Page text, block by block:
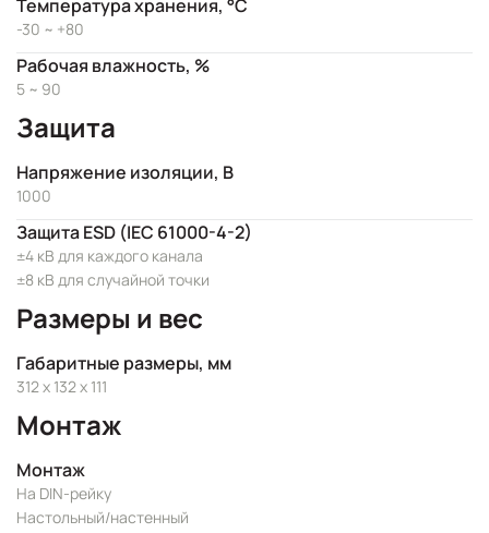
Температура хранения, °C
-30 ~ +80
Рабочая влажность, %
5 ~ 90
Защита
Напряжение изоляции, В
1000
Защита ESD (IEC 61000-4-2)
±4 кВ для каждого канала
±8 кВ для случайной точки
Размеры и вес
Габаритные размеры, мм
312 x 132 x 111
Монтаж
Монтаж
На DIN-рейку
Настольный/настенный